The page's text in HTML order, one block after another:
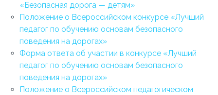
«Безопасная дорога — детям»
Положение о Всероссийском конкурсе «Лучший
педагог по обучению основам безопасного
поведения на дорогах»
Форма ответа об участии в конкурсе «Лучший
педагог по обучению основам безопасного
поведения на дорогах»
Положение о Всероссийском педагогическом